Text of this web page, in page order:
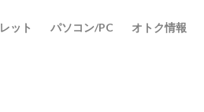
ット パソコン/PC オトク情報